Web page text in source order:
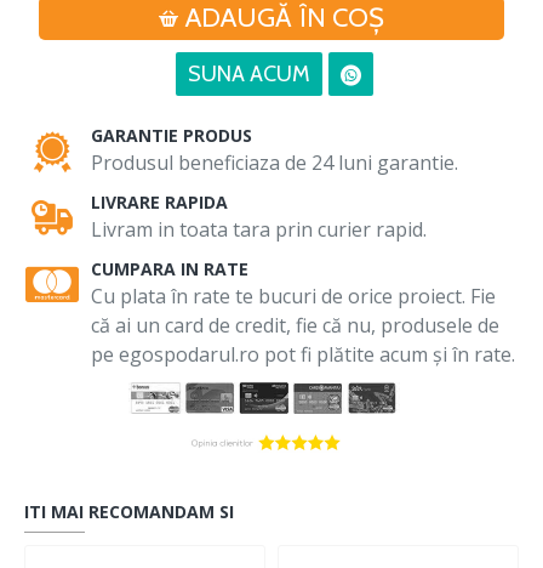
ADAUGĂ ÎN COŞ
SUNA ACUM
GARANTIE PRODUS
Produsul beneficiaza de 24 luni garantie.
LIVRARE RAPIDA
Livram in toata tara prin curier rapid.
CUMPARA IN RATE
Cu plata în rate te bucuri de orice proiect. Fie
că ai un card de credit, fie că nu, produsele de
pe egospodarul.ro pot fi plătite acum și în rate.
ITI MAI RECOMANDAM SI